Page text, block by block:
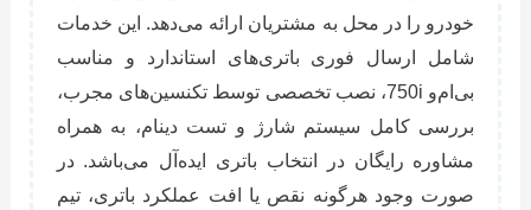
خودرو را در محل به مشتریان ارائه می‌دهد. این خدمات
شامل ارسال فوری باتری‌های استاندارد و مناسب
بی‌ام‌و 750i، نصب تخصصی توسط تکنسین‌های مجرب،
بررسی کامل سیستم شارژ و تست دینام، به همراه
مشاوره رایگان در انتخاب باتری ایده‌آل می‌باشد. در
صورت وجود هرگونه نقص یا افت عملکرد باتری، تیم